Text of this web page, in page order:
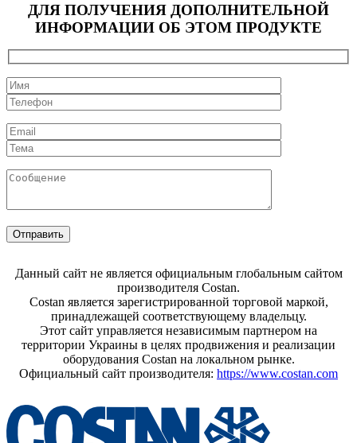
ДЛЯ ПОЛУЧЕНИЯ ДОПОЛНИТЕЛЬНОЙ
ИНФОРМАЦИИ ОБ ЭТОМ ПРОДУКТЕ
Отправить
Данный сайт не является официальным глобальным сайтом
производителя Costan.
Costan является зарегистрированной торговой маркой,
принадлежащей соответствующему владельцу.
Этот сайт управляется независимым партнером на
территории Украины в целях продвижения и реализации
оборудования Costan на локальном рынке.
Официальный сайт производителя: https://www.costan.com